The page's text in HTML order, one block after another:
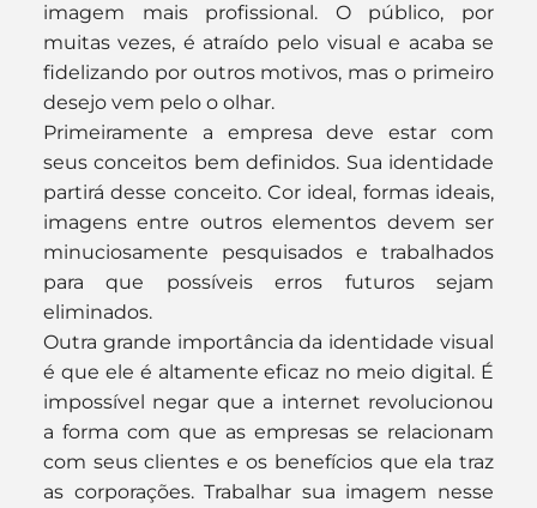
imagem mais profissional. O público, por
muitas vezes, é atraído pelo visual e acaba se
fidelizando por outros motivos, mas o primeiro
desejo vem pelo o olhar.
Primeiramente a empresa deve estar com
seus conceitos bem definidos. Sua identidade
partirá desse conceito. Cor ideal, formas ideais,
imagens entre outros elementos devem ser
minuciosamente pesquisados e trabalhados
para que possíveis erros futuros sejam
eliminados.
Outra grande importância da identidade visual
é que ele é altamente eficaz no meio digital. É
impossível negar que a internet revolucionou
a forma com que as empresas se relacionam
com seus clientes e os benefícios que ela traz
as corporações. Trabalhar sua imagem nesse